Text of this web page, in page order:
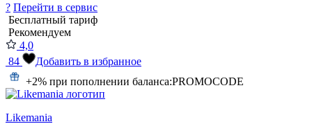
? Перейти в сервис
Бесплатный тариф
Рекомендуем
4,0
84
Добавить в избранное
+2% при пополнении баланса:PROMOCODE
Likemania